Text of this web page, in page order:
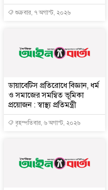
শুক্রবার, ৭ অগাস্ট, ২০২৬
ডায়াবেটিস প্রতিরোধে বিজ্ঞান, ধর্ম
ও সমাজের সমন্বিত ভূমিকা
প্রয়োজন : স্বাস্থ্য প্রতিমন্ত্রী
বৃহস্পতিবার, ৬ অগাস্ট, ২০২৬